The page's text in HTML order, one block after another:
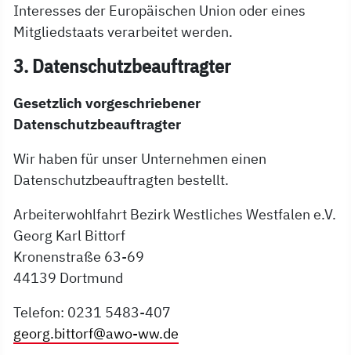
Interesses der Europäischen Union oder eines
Mitgliedstaats verarbeitet werden.
3. Datenschutzbeauftragter
Gesetzlich vorgeschriebener
Datenschutzbeauftragter
Wir haben für unser Unternehmen einen
Datenschutzbeauftragten bestellt.
Arbeiterwohlfahrt Bezirk Westliches Westfalen e.V.
Georg Karl Bittorf
Kronenstraße 63-69
44139 Dortmund
Telefon: 0231 5483-407
georg.bittorf@awo-ww.de